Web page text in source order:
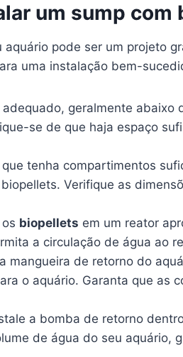
um sump
aquário pode ser um projeto
uma instalação bem-
adequado, geralmente abaixo
se de que haja espaço
que tenha compartimentos
Verifique as
biopellets em um reator
a circulação de água ao
mangueira de retorno do
o aquário. Garanta que as
a bomba de retorno
de água do seu aquário,